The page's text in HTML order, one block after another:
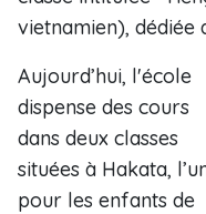
vietnamien), dédiée
Aujourd’hui, l'école
dispense des cours
dans deux classes
situées à Hakata,
pour les enfants de